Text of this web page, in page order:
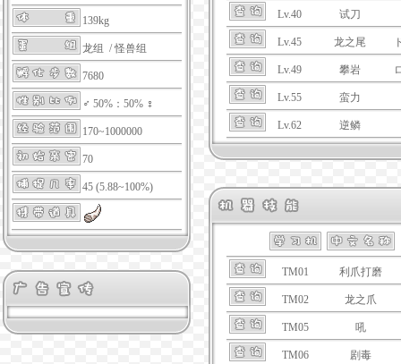
139kg
龙组 / 怪兽组
7680
♂ 50%：50% ♀
170~1000000
70
45 (5.88~100%)
Lv.40 试刀
Lv.45 龙之尾
Lv.49 攀岩
Lv.55 蛮力
Lv.62 逆鳞
TM01 利爪打磨
TM02 龙之爪
TM05 吼
TM06 剧毒